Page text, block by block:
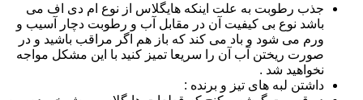
جذب رطوبت به علت اینکه هایگلاس از نوع ام دی اف می
باشد نوع بی کیفیت آن در مقابل آب و رطوبت دچار آسیب و
ورم می شود و باد می کند که باز هم اگر مراقب باشید و در
صورت ریختن آب آن را سریعا تمیز کنید با این مشکل مواجه
نخواهید شد .
داشتن لبه های تیز و برنده :